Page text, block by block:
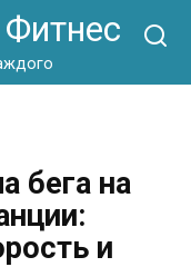
бега на
и